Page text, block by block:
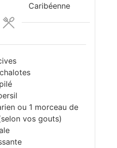
Caribéenne
ou 1 morceau de
vos gouts)